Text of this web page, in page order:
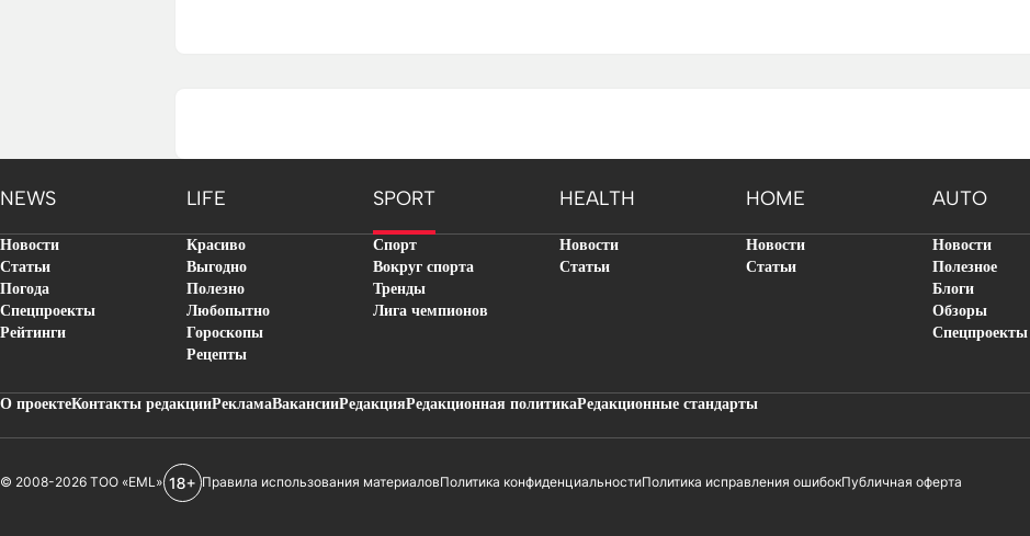
NEWS LIFE SPORT HEALTH HOME AUTO
Новости
Статьи
Погода
Спецпроекты
Рейтинги
Красиво
Выгодно
Полезно
Любопытно
Гороскопы
Рецепты
Спорт
Вокруг спорта
Тренды
Лига чемпионов
Новости
Статьи
Новости
Статьи
Новости
Полезное
Блоги
Обзоры
Спецпроекты
О проектеКонтакты редакцииРекламаВакансииРедакцияРедакционная политикаРедакционные стандарты
© 2008-2026 ТОО «EML» Правила использования материаловПолитика конфиденциальностиПолитика исправления ошибокПубличная оферта